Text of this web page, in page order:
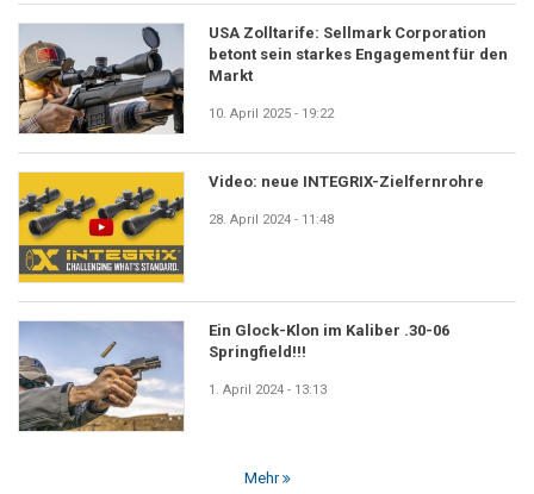
USA Zolltarife: Sellmark Corporation
betont sein starkes Engagement für den
Markt
10. April 2025 - 19:22
Video: neue INTEGRIX-Zielfernrohre
28. April 2024 - 11:48
Ein Glock-Klon im Kaliber .30-06
Springfield!!!
1. April 2024 - 13:13
Mehr